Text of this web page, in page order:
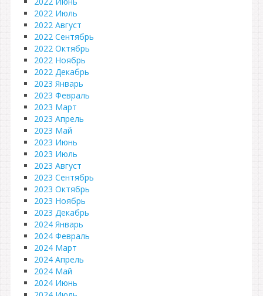
2022 Июль
2022 Август
2022 Сентябрь
2022 Октябрь
2022 Ноябрь
2022 Декабрь
2023 Январь
2023 Февраль
2023 Март
2023 Апрель
2023 Май
2023 Июнь
2023 Июль
2023 Август
2023 Сентябрь
2023 Октябрь
2023 Ноябрь
2023 Декабрь
2024 Январь
2024 Февраль
2024 Март
2024 Апрель
2024 Май
2024 Июнь